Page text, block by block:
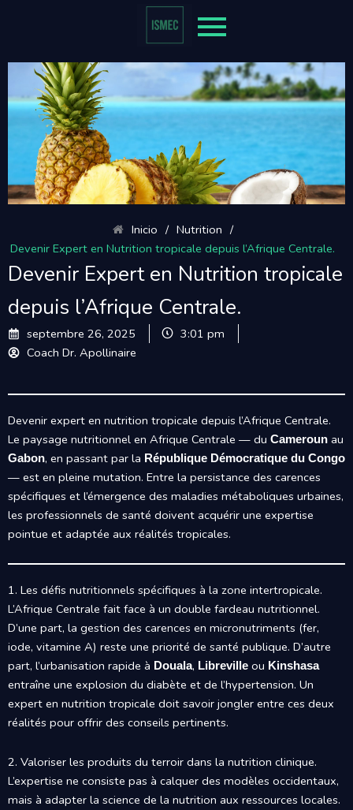
Inicio / Nutrition /
Devenir Expert en Nutrition tropicale depuis l’Afrique Centrale.
Devenir Expert en Nutrition tropicale
depuis l’Afrique Centrale.
septembre 26, 2025
3:01 pm
Coach Dr. Apollinaire
Devenir expert en nutrition tropicale depuis l’Afrique Centrale.
Le paysage nutritionnel en Afrique Centrale — du Cameroun au
Gabon, en passant par la République Démocratique du Congo
— est en pleine mutation. Entre la persistance des carences
spécifiques et l’émergence des maladies métaboliques urbaines,
les professionnels de santé doivent acquérir une expertise
pointue et adaptée aux réalités tropicales.
1. Les défis nutritionnels spécifiques à la zone intertropicale.
L’Afrique Centrale fait face à un double fardeau nutritionnel.
D’une part, la gestion des carences en micronutriments (fer,
iode, vitamine A) reste une priorité de santé publique. D’autre
part, l’urbanisation rapide à Douala, Libreville ou Kinshasa
entraîne une explosion du diabète et de l’hypertension. Un
expert en nutrition tropicale doit savoir jongler entre ces deux
réalités pour offrir des conseils pertinents.
2. Valoriser les produits du terroir dans la nutrition clinique.
L’expertise ne consiste pas à calquer des modèles occidentaux,
mais à adapter la science de la nutrition aux ressources locales.